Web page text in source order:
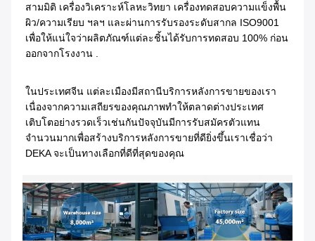
สามมิติ เครื่องวิเคราะห์โลหะวิทยา เครื่องทดสอบความแข็งพื้น
ผิว/ความเรียบ ฯลฯ และผ่านการรับรองระดับสากล ISO9001
เพื่อให้แน่ใจว่าผลิตภัณฑ์แต่ละชิ้นได้รับการทดสอบ 100% ก่อน
ออกจากโรงงาน .
ในประเทศจีน แต่ละเมืองมีสถานีบริการหลังการขายของเรา
เนื่องจากความเสถียรของคุณภาพทำให้ตลาดต่างประเทศ
เติบโตอย่างรวดเร็วเช่นกันปัจจุบันมีการรับสมัครตัวแทน
จำนวนมากเพื่อสร้างบริการหลังการขายที่ดียิ่งขึ้นเราเชื่อว่า
DEKA จะเป็นทางเลือกที่ดีที่สุดของคุณ